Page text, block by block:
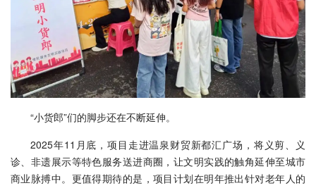
“小货郎”们的脚步还在不断延伸。
2025年11月底，项目走进温泉财贸新都汇广场，将义剪、义
诊、非遗展示等特色服务送进商圈，让文明实践的触角延伸至城市
商业脉搏中。更值得期待的是，项目计划在明年推出针对老年人的